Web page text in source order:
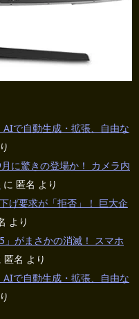
AIで自動生成・拡張、自由な
に驚きの登場か！ カメラ内
に 匿名 より
げ要求が「拒否」！ 巨大企
より
」がまさかの消滅！ スマホ
匿名 より
AIで自動生成・拡張、自由な